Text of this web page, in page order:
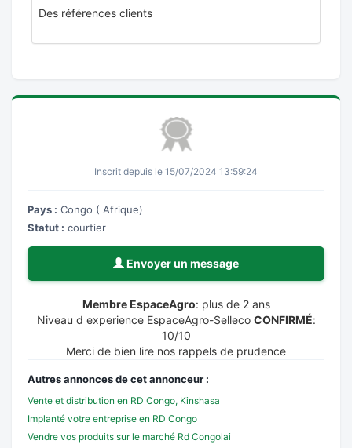
Des références clients
Inscrit depuis le 15/07/2024 13:59:24
Pays : Congo ( Afrique)
Statut : courtier
Envoyer un message
Membre EspaceAgro: plus de 2 ans
Niveau d experience EspaceAgro-Selleco CONFIRMÉ:
10/10
Merci de bien lire nos rappels de prudence
Autres annonces de cet annonceur :
Vente et distribution en RD Congo, Kinshasa
Implanté votre entreprise en RD Congo
Vendre vos produits sur le marché Rd Congolai